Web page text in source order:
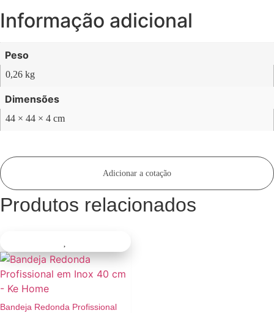
Informação adicional
Peso
0,26 kg
Dimensões
44 × 44 × 4 cm
Adicionar a cotação
Produtos relacionados
Bandeja Redonda Profissional